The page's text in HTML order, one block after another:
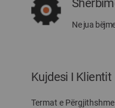
Ne jua
Kujdesi I Klientit
Termat e